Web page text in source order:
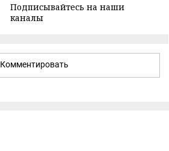
Подписывайтесь на наши
каналы
Комментировать